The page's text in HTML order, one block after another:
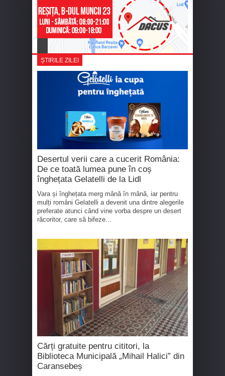
ȘTIRILE ZILEI
Desertul verii care a cucerit România:
De ce toată lumea pune în coș
înghețata Gelatelli de la Lidl
Vara și înghețata merg mână în mână, iar pentru
mulți români Gelatelli a devenit una dintre alegerile
preferate atunci când vine vorba despre un desert
răcoritor, care să bifeze...
Cărți gratuite pentru cititori, la
Biblioteca Municipală „Mihail Halici” din
Caransebeș